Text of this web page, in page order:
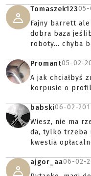
Tomaszek12305-
Fajny barrett
dobra baza
roboty... chyba
Promant05-02-
A jak chciałbyś
korpusie o
babski06-02-
Wiesz, nie ma
da, tylko trzeba
kwestia
ajgor_aa06-02-